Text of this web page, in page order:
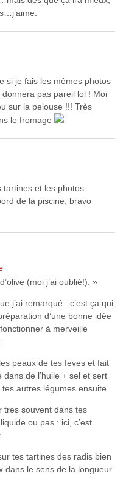
si je fais les mêmes photos
pas pareil lol ! Moi
sur la pelouse !!! Très
le fromage
tartines et les photos
de la piscine, bravo
(moi j’ai oublié!). »
j’ai remarqué : c’est ça qui
d’une bonne idée
à merveille
peaux de tes feves et fait
de l’huile + sel et sert
autres légumes ensuite
tres souvent dans tes
ou pas : ici, c’est
tes tartines des radis bien
dans le sens de la longueur